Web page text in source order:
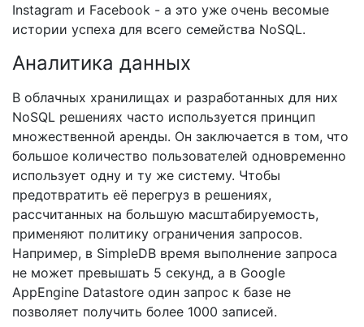
Instagram и Facebook - а это уже очень весомые
истории успеха для всего семейства NoSQL.
Аналитика данных
В облачных хранилищах и разработанных для них
NoSQL решениях часто используется принцип
множественной аренды. Он заключается в том, что
большое количество пользователей одновременно
использует одну и ту же систему. Чтобы
предотвратить её перегруз в решениях,
рассчитанных на большую масштабируемость,
применяют политику ограничения запросов.
Например, в SimpleDB время выполнение запроса
не может превышать 5 секунд, а в Google
AppEngine Datastore один запрос к базе не
позволяет получить более 1000 записей.